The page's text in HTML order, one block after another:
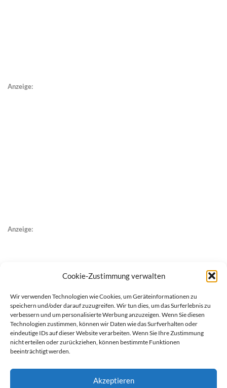
Cookie-Zustimmung verwalten
Wir verwenden Technologien wie Cookies, um Geräteinformationen zu
speichern und/oder darauf zuzugreifen. Wir tun dies, um das Surferlebnis zu
verbessern und um personalisierte Werbung anzuzeigen. Wenn Sie diesen
Technologien zustimmen, können wir Daten wie das Surfverhalten oder
eindeutige IDs auf dieser Website verarbeiten. Wenn Sie Ihre Zustimmung
nicht erteilen oder zurückziehen, können bestimmte Funktionen
beeinträchtigt werden.
Akzeptieren
Anzeige:
Anzeige: